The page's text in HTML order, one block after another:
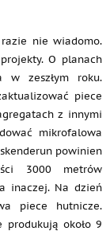
nie wiadomo.
O planach
w zeszłym roku.
piece
z innymi
mikrofalowa
powinien
3000 metrów
inaczej. Na dzień
piece hutnicze.
produkują około 9